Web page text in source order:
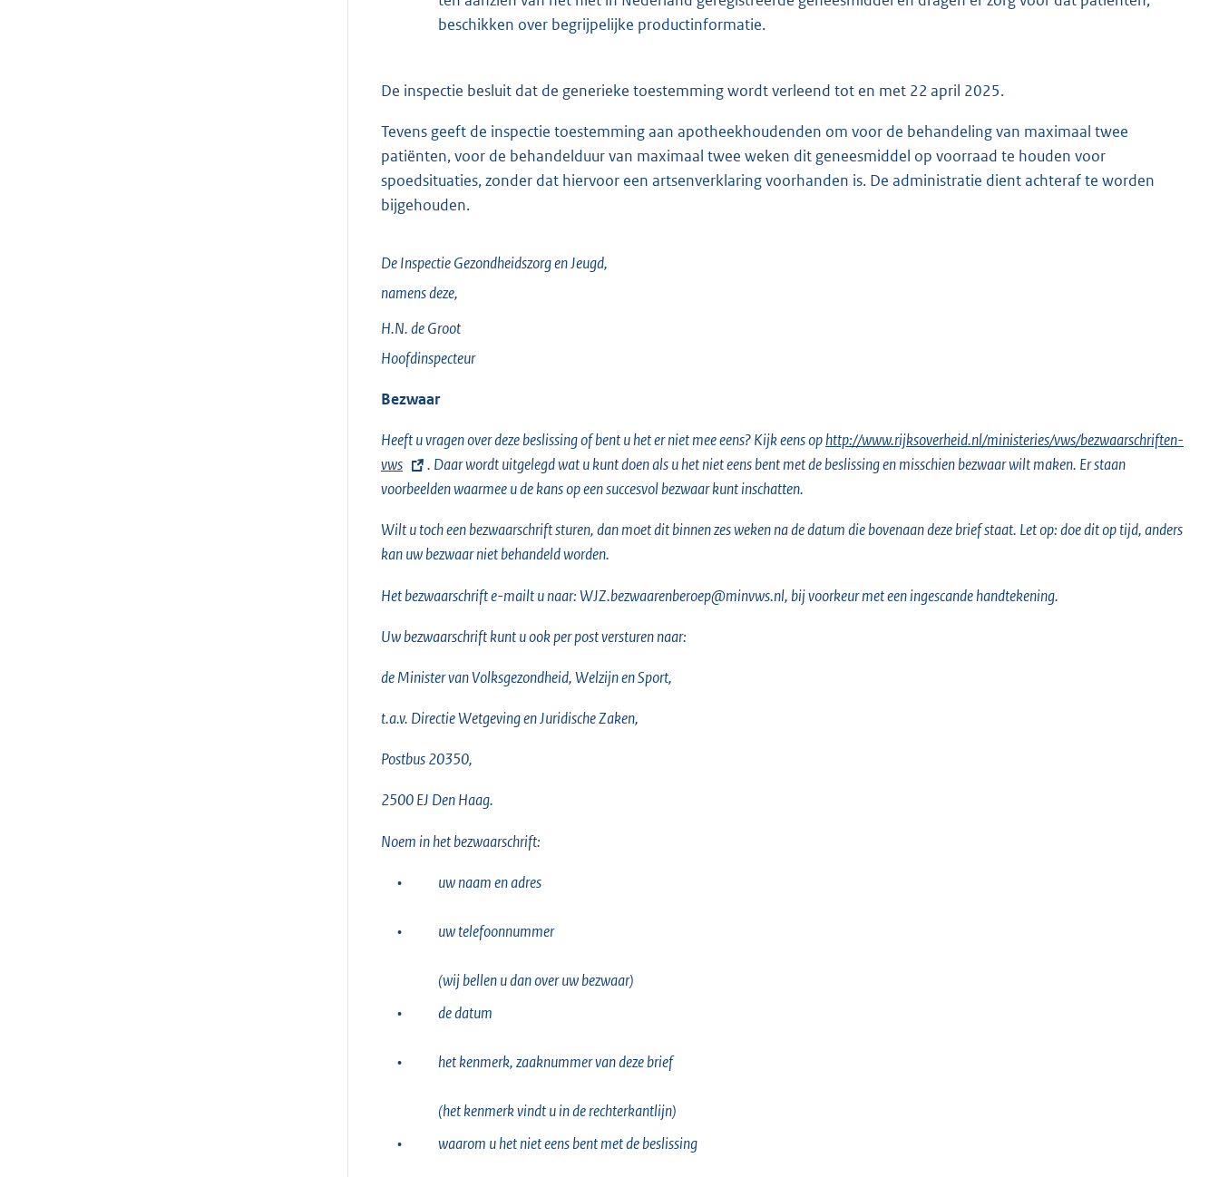
beschikken over begrijpelijke productinformatie.
De inspectie besluit dat de generieke toestemming wordt verleend tot en met 22 april 2025.
Tevens geeft de inspectie toestemming aan apotheekhoudenden om voor de behandeling van maximaal twee
patiënten, voor de behandelduur van maximaal twee weken dit geneesmiddel op voorraad te houden voor
spoedsituaties, zonder dat hiervoor een artsenverklaring voorhanden is. De administratie dient achteraf te worden
bijgehouden.
De Inspectie Gezondheidszorg en Jeugd,
namens deze,
H.N. deGroot
Hoofdinspecteur
Bezwaar
Heeft u vragen over deze beslissing of bent u het er niet mee eens? Kijk eens opE
x
r
http://www.rijksoverheid.nl/ministeries/vws/bezwaarschriften-
vws
. Daar wordt uitgelegd wat u kunt doen als u het niet eens bent met de beslissing en misschien bezwaar wilt maken. Er staan
voorbeelden waarmee u de kans op een succesvol bezwaar kunt inschatten.
Wilt u toch een bezwaarschrift sturen, dan moet dit binnen zes weken na de datum die bovenaan deze brief staat. Let op: doe dit op tijd, anders
kan uw bezwaar niet behandeld worden.
Het bezwaarschrift e-mailt u naar: WJZ.bezwaarenberoep@minvws.nl, bij voorkeur met een ingescande handtekening.
Uw bezwaarschrift kunt u ook per post versturen naar:
de Minister van Volksgezondheid, Welzijn en Sport,
t.a.v. Directie Wetgeving en Juridische Zaken,
Postbus 20350,
2500 EJ Den Haag.
Noem in het bezwaarschrift:
• uw naam en adres
• uw telefoonnummer
(wij bellen u dan over uw bezwaar)
•
de datum
• het kenmerk, zaaknummer van deze brief
(het kenmerk vindt u in de rechterkantlijn)
•
waarom u het niet eens bent met de beslissing